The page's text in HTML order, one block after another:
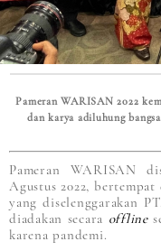
Pameran WARISAN 2022
dan karya adiluhung
Pameran WARISAN
Agustus 2022,
yang diselenggarakan
diadakan secara offline
karena pandemi.